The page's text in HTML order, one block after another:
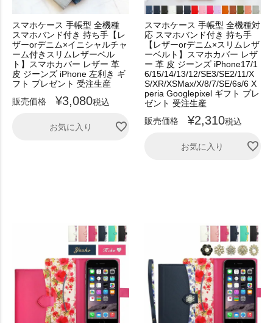
スマホケース 手帳型 全機種
スマホバンド付き 持ち手【レ
ザーorデニム×イニシャルチャ
ーム付きスリムレザーベル
ト】スマホカバー レザー 革
皮 ジーンズ iPhone 左利き ギ
フト プレゼント 受注生産
販売価格
¥3,080税込
お気に入り
スマホケース 手帳型 全機種対
応 スマホバンド付き 持ち手
【レザーorデニム×スリムレザ
ーベルト】スマホカバー レザ
ー 革 皮 ジーンズ iPhone17/1
6/15/14/13/12/SE3/SE2/11/X
S/XR/XSMax/X/8/7/SE/6s/6 X
peria Googlepixel ギフト プレ
ゼント 受注生産
販売価格
¥2,310税込
お気に入り